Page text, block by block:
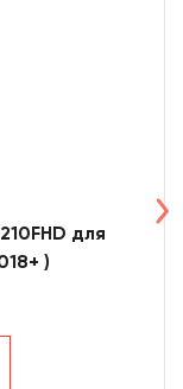
для
)